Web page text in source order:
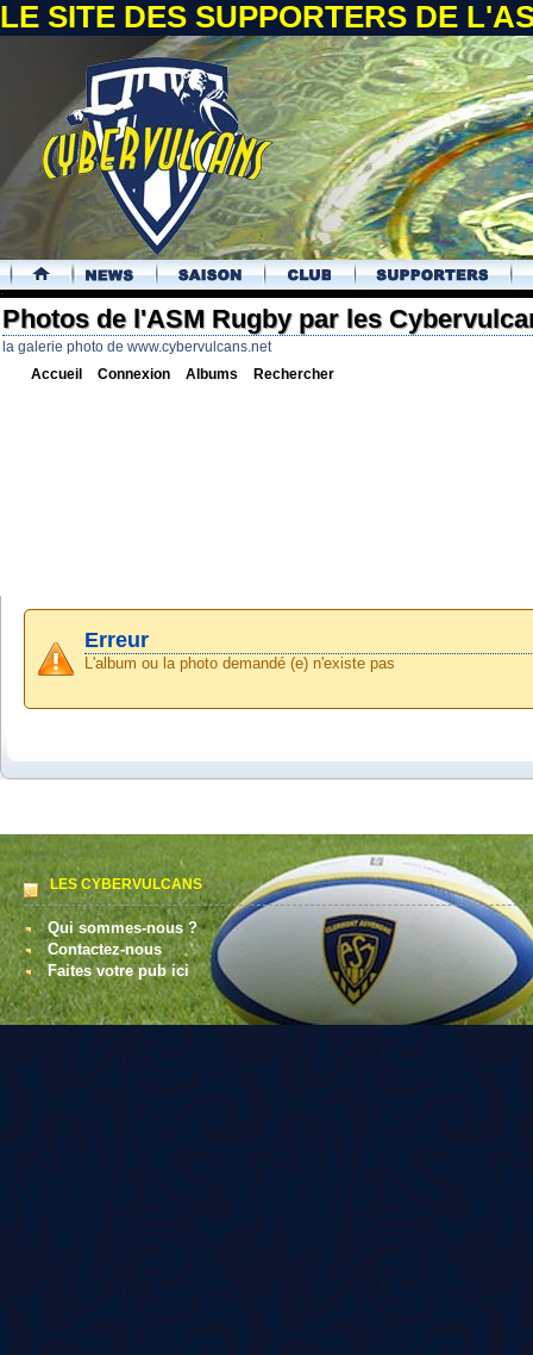
LE SITE DES SUPPORTERS DE
.
Photos de l'ASM Rugby par les
la galerie photo de www.cybervulcans.net
Accueil Connexion Albums Rechercher
Erreur
L'album ou la photo demandé (e) n'existe pas
LES CYBERVULCANS
Qui sommes-nous ?
Contactez-nous
Faites votre pub ici